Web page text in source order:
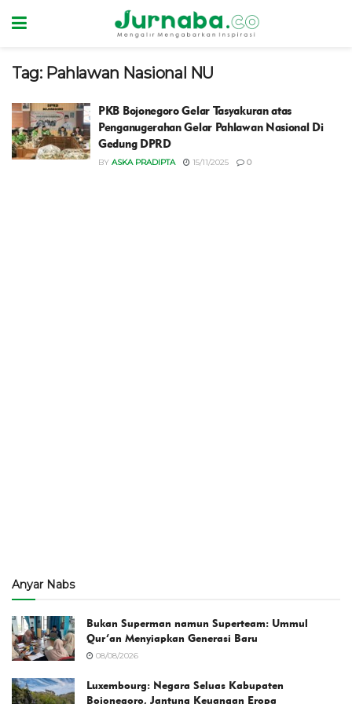
Tag: Pahlawan Nasional NU
PKB Bojonegoro Gelar Tasyakuran atas
Penganugerahan Gelar Pahlawan Nasional Di
Gedung DPRD
BY ASKA PRADIPTA 15/11/2025 0
Anyar Nabs
Bukan Superman namun Superteam: Ummul
Qur’an Menyiapkan Generasi Baru
08/08/2026
Luxembourg: Negara Seluas Kabupaten
Bojonegoro, Jantung Keuangan Eropa